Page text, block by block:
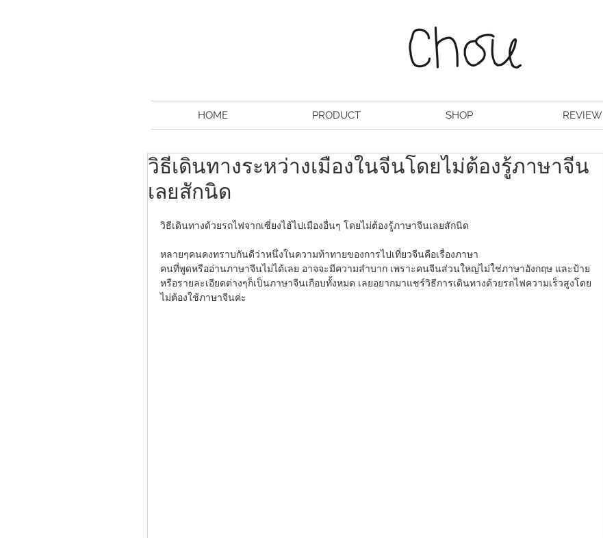
วิธีเดินทางระหว่างเมืองในจีนโดยไม่ต้องรู้ภาษาจีน
เลยสักนิด
วิธีเดินทางด้วยรถไฟจากเซี่ยงไฮ้ไปเมืองอื่นๆ โดยไม่ต้องรู้ภาษาจีนเลยสักนิด
หลายๆคนคงทราบกันดีว่าหนึ่งในความท้าทายของการไปเที่ยวจีนคือเรื่องภาษา
คนที่พูดหรืออ่านภาษาจีนไม่ได้เลย อาจจะมีความลำบาก เพราะคนจีนส่วนใหญ่ไม่ใช่ภาษาอังกฤษ และป้าย
หรือรายละเอียดต่างๆก็เป็นภาษาจีนเกือบทั้งหมด เลยอยากมาแชร์วิธีการเดินทางด้วยรถไฟความเร็วสูงโดย
ไม่ต้องใช้ภาษาจีนค่ะ
HOME PRODUCT SHOP REVIEW